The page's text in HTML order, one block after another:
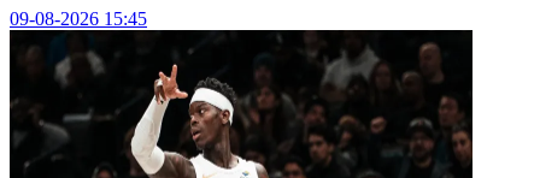
09-08-2026 15:45